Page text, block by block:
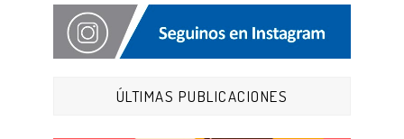
ÚLTIMAS PUBLICACIONES